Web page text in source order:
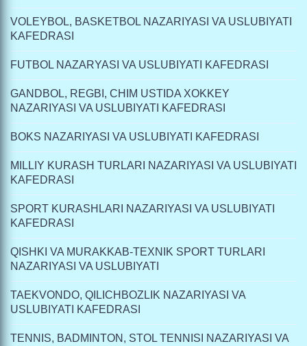
VOLEYBOL, BASKETBOL NAZARIYASI VA USLUBIYATI
KAFEDRASI
FUTBOL NAZARYASI VA USLUBIYATI KAFEDRASI
GANDBOL, REGBI, CHIM USTIDA XOKKEY
NAZARIYASI VA USLUBIYATI KAFEDRASI
BOKS NAZARIYASI VA USLUBIYATI KAFEDRASI
MILLIY KURASH TURLARI NAZARIYASI VA USLUBIYATI
KAFEDRASI
SPORT KURASHLARI NAZARIYASI VA USLUBIYATI
KAFEDRASI
QISHKI VA MURAKKAB-TEXNIK SPORT TURLARI
NAZARIYASI VA USLUBIYATI
TAEKVONDO, QILICHBOZLIK NAZARIYASI VA
USLUBIYATI KAFEDRASI
TENNIS, BADMINTON, STOL TENNISI NAZARIYASI VA